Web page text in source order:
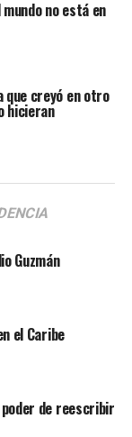
no está en
que creyó en otro
hicieran
Guzmán
el Caribe
de reescribir